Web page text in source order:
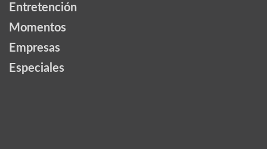
Entretención
Momentos
Empresas
Especiales